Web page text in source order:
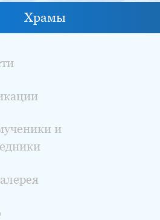
Храмы
и